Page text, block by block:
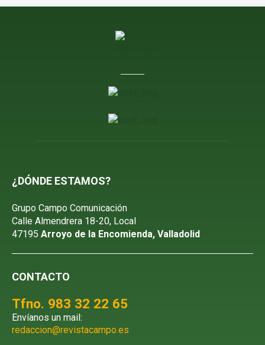
¿DÓNDE ESTAMOS?
Grupo Campo Comunicación
Calle Almendrera 18-20, Local
47195 Arroyo de la Encomienda, Valladolid
CONTACTO
Tfno. 983 32 22 65
Envíanos un mail:
redaccion@revistacampo.es